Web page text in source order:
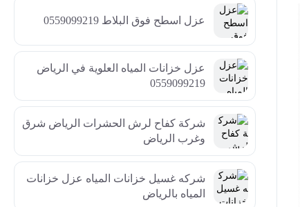
عزل اسطح فوق البلاط 0559099219
عزل خزانات المياه العلوية في الرياض
0559099219
شركة كفاح لرش الحشرات الرياض شرق
وغرب الرياض
شركه غسيل خزانات المياه عزل خزانات
المياه بالرياض